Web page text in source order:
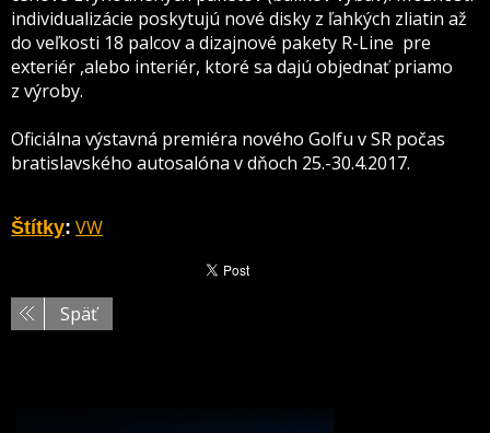
individualizácie poskytujú nové disky z ľahkých zliatin až
do veľkosti 18 palcov a dizajnové pakety R-Line pre
exteriér ,alebo interiér, ktoré sa dajú objednať priamo
z výroby.
Oficiálna výstavná premiéra nového Golfu v SR počas
bratislavského autosalóna v dňoch 25.-30.4.2017.
Štítky: VW
Späť